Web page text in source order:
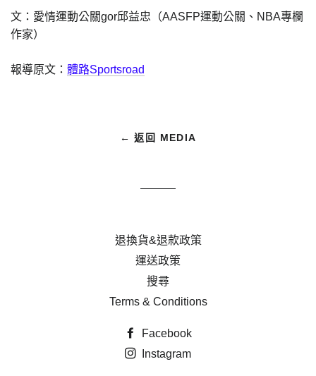
文：愛情運動公關gor邱益忠（AASFP運動公關、NBA專欄
作家）
報導原文： 體路Sportsroad
← 返回 MEDIA
退換貨&退款政策
運送政策
搜尋
Terms & Conditions
Facebook
Instagram